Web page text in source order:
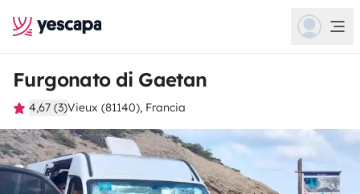
Furgonato di Gaetan
4,67 (3)Vieux (81140), Francia